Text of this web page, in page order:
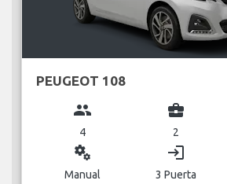
PEUGEOT 108
group
4
business_center
2
miscellaneous_services
Manual
login
3 Puerta